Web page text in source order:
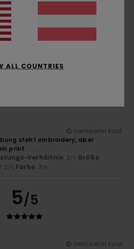
steht embroidery, aber
print.
Verifizierter Kauf
steht embroidery, aber
print.
Verhältnis: 2/5 Größe:
: 2/5 Farbe: 3/5
5/5
Verifizierter Kauf
ALL COUNTRIES